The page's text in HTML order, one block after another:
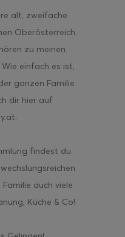
alt, zweifache
Oberösterreich.
zu meinen
einfach es ist,
ganzen Familie
dir hier auf
findest du
auch viele
Küche & Co!